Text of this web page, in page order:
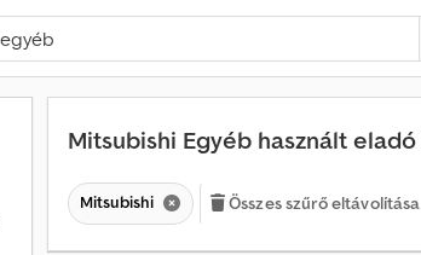
Mitsubishi Egyéb használt eladó
Mitsubishi Összes szűrő eltávolítása